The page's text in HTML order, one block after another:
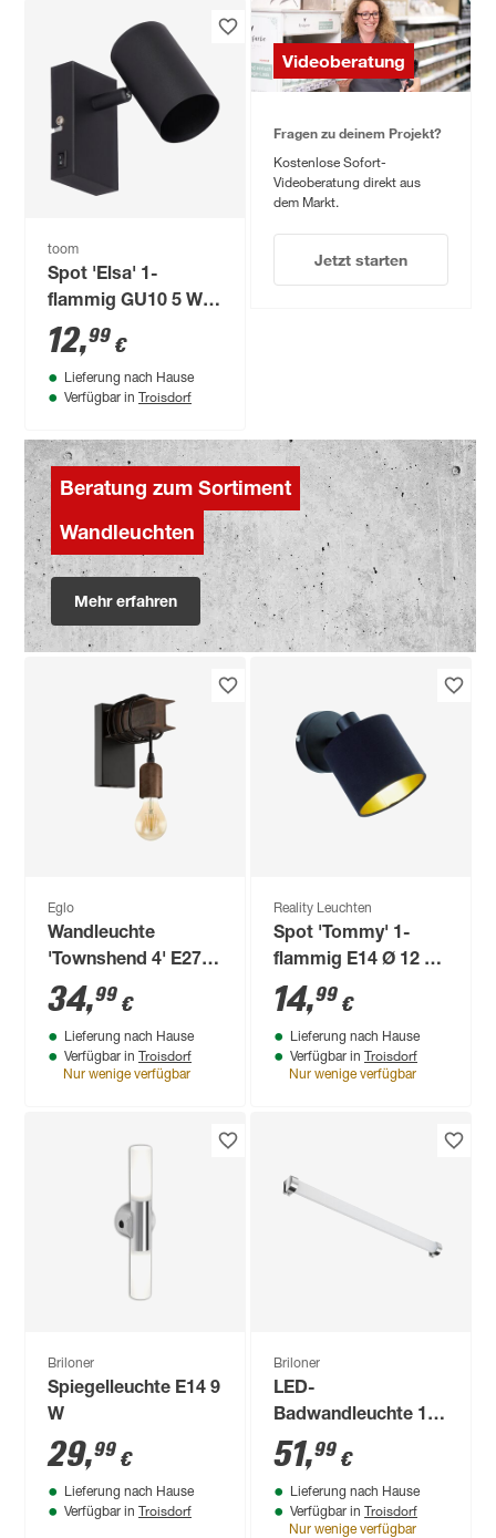
toom
Spot 'Elsa' 1-
flammig GU10 5 W
10 cm
12,99 €
Lieferung nach Hause
Verfügbar in Troisdorf
Videoberatung
Fragen zu deinem Projekt?
Kostenlose Sofort-
Videoberatung direkt aus
dem Markt.
Jetzt starten
Beratung zum Sortiment
Wandleuchten
Mehr erfahren
Eglo
Wandleuchte
'Townshend 4' E27
10 W 19 cm
34,99 €
Lieferung nach Hause
Verfügbar in Troisdorf
Nur wenige verfügbar
Reality Leuchten
Spot 'Tommy' 1-
flammig E14 Ø 12 x
12 x 19 x 17,6 cm
14,99 €
Lieferung nach Hause
Verfügbar in Troisdorf
Nur wenige verfügbar
Briloner
Spiegelleuchte E14 9
W
29,99 €
Lieferung nach Hause
Verfügbar in Troisdorf
Briloner
LED-
Badwandleuchte 10
W 1200 lm
neutralweiß 57,2 x
4,3 x 3,2 cm
51,99 €
Lieferung nach Hause
Verfügbar in Troisdorf
Nur wenige verfügbar